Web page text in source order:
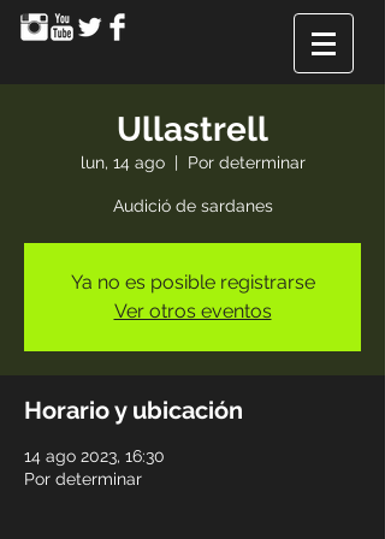
Ullastrell
lun, 14 ago
  |
Por determinar
Audició de sardanes
Ya no es posible registrarse
Ver otros eventos
Horario y ubicación
14 ago 2023, 16:30
Por determinar